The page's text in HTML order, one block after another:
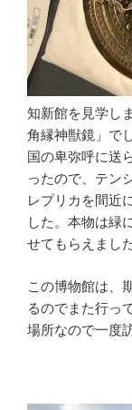
知新館を見学し
角縁神獣鏡」で
国の卑弥呼に送
ったので、テン
レプリカを間近
した。本物は緑
せてもらえました
この博物館は、
るのでまた行っ
場所なので一度